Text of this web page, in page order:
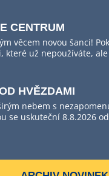
CENTRUM
věcem novou šanci!
které už nepoužíváte,
HVĚZDAMI
nebem s
se uskuteční 8.8.2026